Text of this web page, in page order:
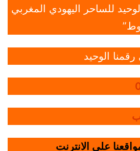
للساحر اليهودي المغربي
الوحيد
علي الانترنت